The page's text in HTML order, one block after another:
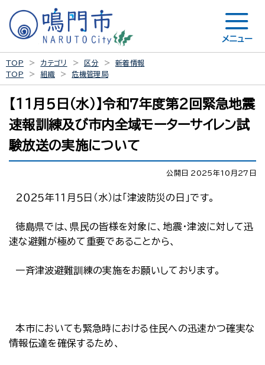
メニュー
TOP カテゴリ 区分
新着情報
TOP
組織 危機管理局
【１１月５日（水）】令和７年度第２回緊急地震
速報訓練及び市内全域モーターサイレン試
験放送の実施について
公開日 2025年10月27日
２０２５年１１月５日（水）は「津波防災の日」です。
徳島県では、県民の皆様を対象に、地震・津波に対して迅
速な避難が極めて重要であることから、
一斉津波避難訓練の実施をお願いしております。
本市においても緊急時における住民への迅速かつ確実な
情報伝達を確保するため、